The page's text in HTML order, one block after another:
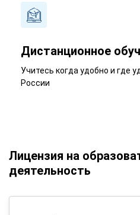
Дистанционное
Учитесь когда удобно и где
России
Лицензия на
деятельность